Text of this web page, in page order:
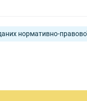
нормативно-